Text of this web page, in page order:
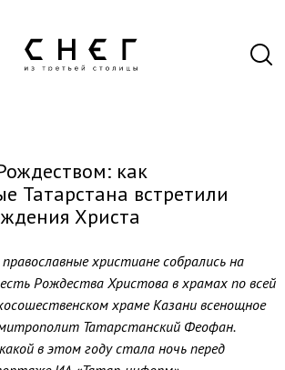
как
Татарстана встретили
Христа
христиане собрались на
Рождества Христова в храмах по всей
храме Казани всенощное
митрополит Татарстанский Феофан.
в этом году стала ночь перед